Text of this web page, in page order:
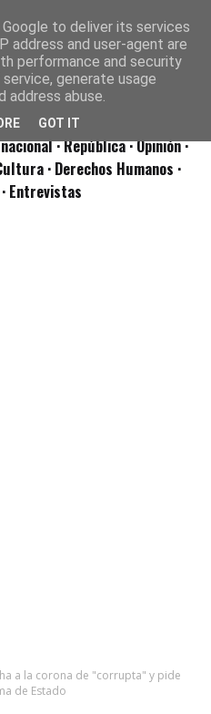
· República· Opinión·
· Derechos Humanos ·
Entrevistas
a la corona de "corrupta" y pide
de Estado
to deliver its services
address and user-agent are
performance and security
generate usage
abuse.
GOT IT